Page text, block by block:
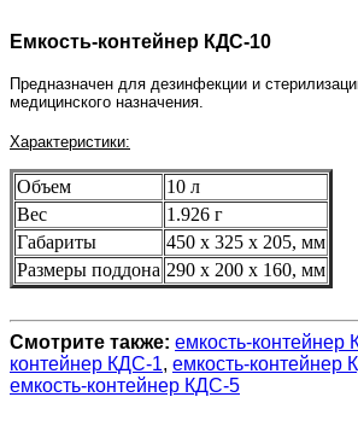
Емкость-контейнер КДС-10
Предназначен для дезинфекции и
медицинского назначения
Характеристики:
Объем
10 л
Вес
1.926 г
Габариты
450 х 325 х 205, мм
Размеры поддона 290 х 200 х 160, мм
Смотрите также: емкость-контейнер
контейнер КДС-1, емкость-контейнер
емкость-контейнер КДС-5